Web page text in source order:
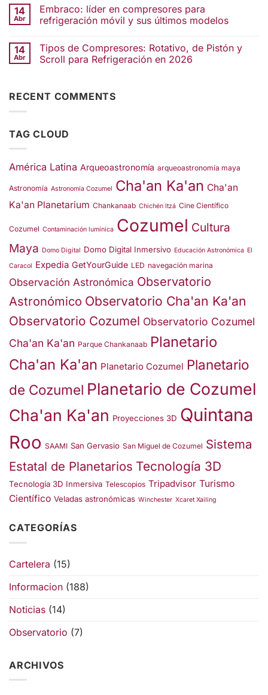
14
Abr
Embraco: líder en compresores para
refrigeración móvil y sus últimos modelos
14
Abr
Tipos de Compresores: Rotativo, de Pistón y
Scroll para Refrigeración en 2026
RECENT COMMENTS
TAG CLOUD
América Latina Arqueoastronomía arqueoastronomía maya
Astronomía Astronomía Cozumel Cha'an Ka'an Cha'an
Ka'an Planetarium Chankanaab Chichén Itzá Cine Científico
Cozumel Contaminación lumínica Cozumel Cultura
Maya
Domo Digital Domo Digital Inmersivo Educación Astronómica El
Caracol Expedia GetYourGuide LED navegación marina
Observación Astronómica Observatorio
Astronómico Observatorio Cha'an Ka'an
Observatorio Cozumel Observatorio Cozumel
Cha'an Ka'an Parque Chankanaab Planetario
Cha'an Ka'an Planetario Cozumel Planetario
de Cozumel Planetario de Cozumel
Cha'an Ka'an Proyecciones 3D Quintana
Roo SAAMI San Gervasio San Miguel de Cozumel Sistema
Estatal de Planetarios Tecnología 3D
Tecnología 3D Inmersiva Telescopios Tripadvisor Turismo
Científico Veladas astronómicas Winchester Xcaret Xailing
CATEGORÍAS
Cartelera (15)
Informacion (188)
Noticias (14)
Observatorio (7)
ARCHIVOS